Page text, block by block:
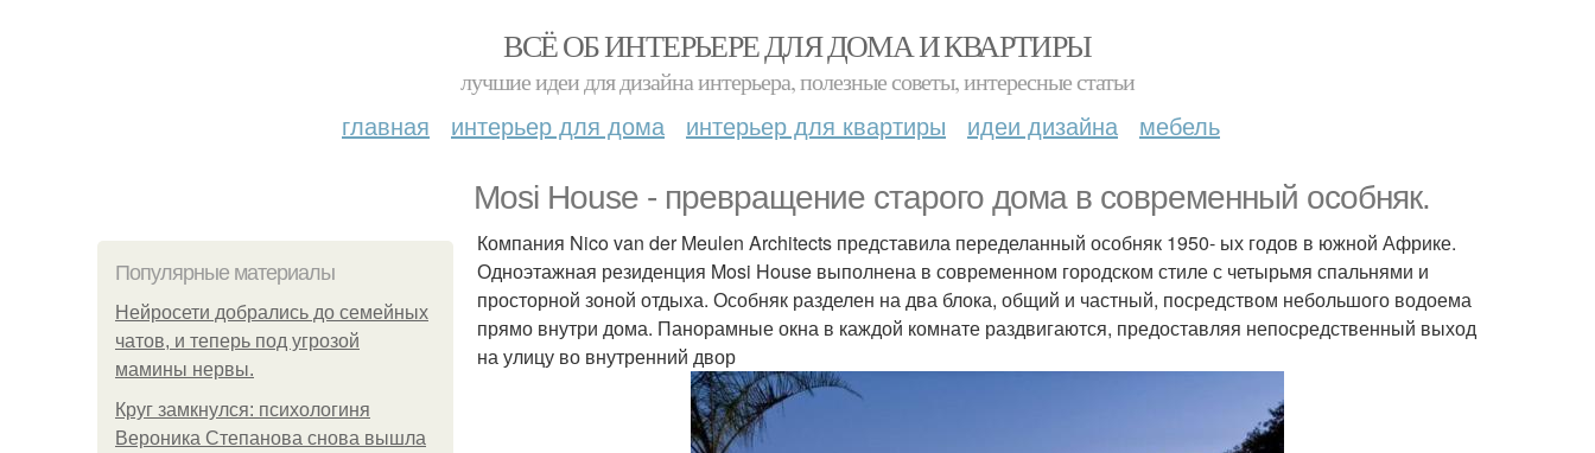
ВСЁ ОБ ИНТЕРЬЕРЕ ДЛЯ ДОМА И КВАРТИРЫ
лучшие идеи для дизайна интерьера, полезные советы, интересные статьи
главная интерьер для дома интерьер для квартиры идеи дизайна мебель
Mosi House - превращение старого дома в современный особняк.
Популярные материалы
Нейросети добрались до семейных
чатов, и теперь под угрозой
мамины нервы.
Круг замкнулся: психологиня
Вероника Степанова снова вышла
Компания Nico van der Meulen Architects представила переделанный особняк 1950- ых годов в южной Африке.
Одноэтажная резиденция Mosi House выполнена в современном городском стиле с четырьмя спальнями и
просторной зоной отдыха. Особняк разделен на два блока, общий и частный, посредством небольшого водоема
прямо внутри дома. Панорамные окна в каждой комнате раздвигаются, предоставляя непосредственный выход
на улицу во внутренний двор